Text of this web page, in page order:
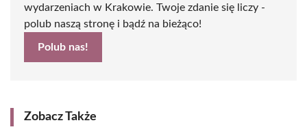
wydarzeniach w Krakowie. Twoje zdanie się liczy -
polub naszą stronę i bądź na bieżąco!
Polub nas!
Zobacz Także